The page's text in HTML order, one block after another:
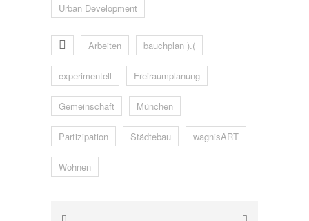
Urban Development
Arbeiten bauchplan ).(
experimentell Freiraumplanung
Gemeinschaft München
Partizipation Städtebau wagnisART
Wohnen